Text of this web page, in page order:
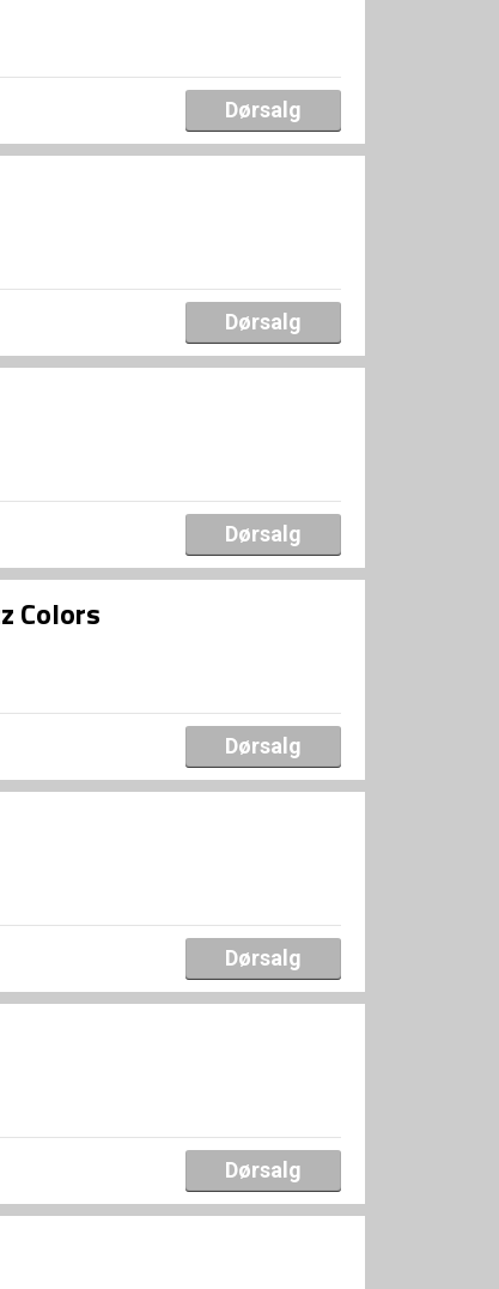
Dørsalg
Dørsalg
Dørsalg
Colors
Dørsalg
Dørsalg
Dørsalg